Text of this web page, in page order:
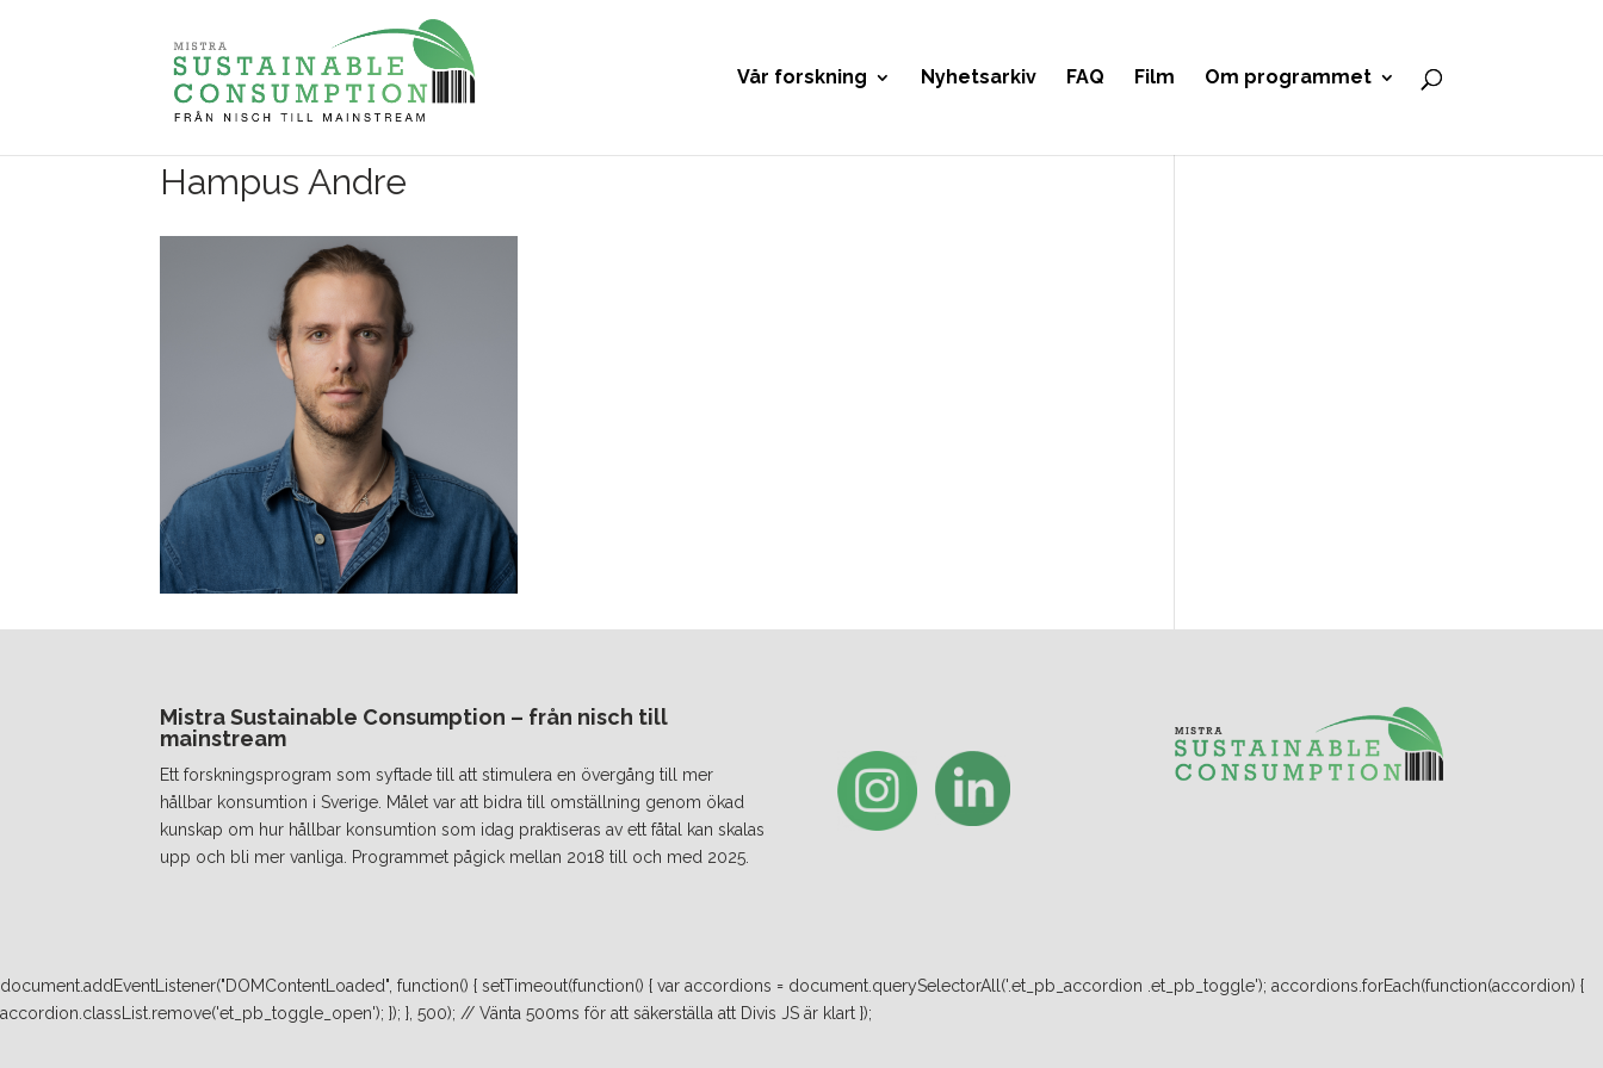
Vår forskning Nyhetsarkiv FAQ Film Om programmet
Hampus Andre
Mistra Sustainable Consumption – från nisch till
mainstream
Ett forskningsprogram som syftade till att stimulera en övergång till mer
hållbar konsumtion i Sverige. Målet var att bidra till omställning genom ökad
kunskap om hur hållbar konsumtion som idag praktiseras av ett fåtal kan skalas
upp och bli mer vanliga. Programmet pågick mellan 2018 till och med 2025.
document.addEventListener("DOMContentLoaded", function() { setTimeout(function() { var accordions = document.querySelectorAll('.et_pb_accordion .et_pb_toggle'); accordions.forEach(function(accordion) {
accordion.classList.remove('et_pb_toggle_open'); }); }, 500); // Vänta 500ms för att säkerställa att Divis JS är klart });